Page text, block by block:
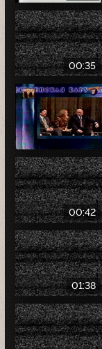
00:35
00:42
01:38